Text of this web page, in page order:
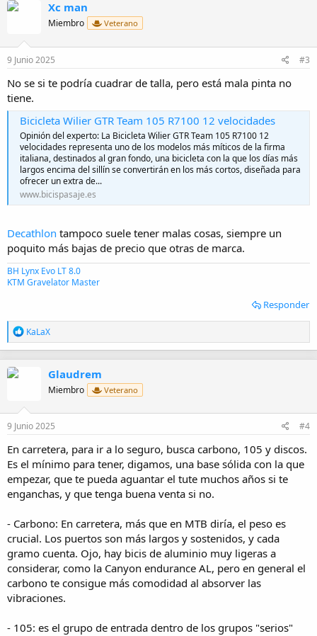
n
e
s
Xc man
Miembro Veterano
9 Junio 2025 #3
No se si te podría cuadrar de talla, pero está mala pinta no
tiene.
Bicicleta Wilier GTR Team 105 R7100 12 velocidades
Opinión del experto: La Bicicleta Wilier GTR Team 105 R7100 12
velocidades representa uno de los modelos más míticos de la firma
italiana, destinados al gran fondo, una bicicleta con la que los días más
largos encima del sillín se convertirán en los más cortos, diseñada para
ofrecer un extra de...
www.bicispasaje.es
Decathlon tampoco suele tener malas cosas, siempre un
poquito más bajas de precio que otras de marca.
BH Lynx Evo LT 8.0
KTM Gravelator Master
Responder
R
e
a
n
e
s
KaLaX
Glaudrem
Miembro Veterano
9 Junio 2025 #4
En carretera, para ir a lo seguro, busca carbono, 105 y discos.
Es el mínimo para tener, digamos, una base sólida con la que
empezar, que te pueda aguantar el tute muchos años si te
enganchas, y que tenga buena venta si no.
- Carbono: En carretera, más que en MTB diría, el peso es
crucial. Los puertos son más largos y sostenidos, y cada
gramo cuenta. Ojo, hay bicis de aluminio muy ligeras a
considerar, como la Canyon endurance AL, pero en general el
carbono te consigue más comodidad al absorver las
vibraciones.
- 105: es el grupo de entrada dentro de los grupos "serios"